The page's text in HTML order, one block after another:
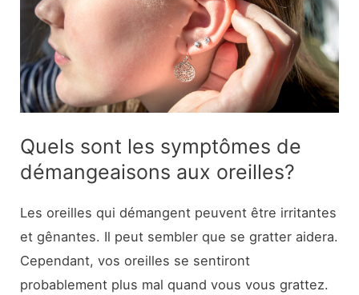
Quels sont les symptômes de
démangeaisons aux oreilles?
Les oreilles qui démangent peuvent être irritantes
et gênantes. Il peut sembler que se gratter aidera.
Cependant, vos oreilles se sentiront
probablement plus mal quand vous vous grattez.